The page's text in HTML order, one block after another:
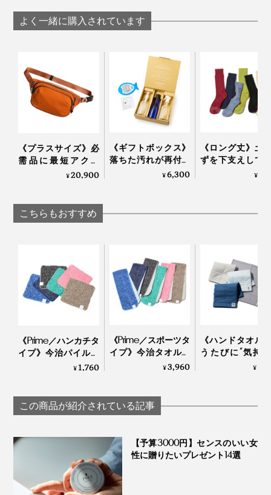
BIO FOR THE EARTH
EARTH
よく一緒に購入されています
《プラスサイズ》必
需品に最短アクセ
ス、誰でも整理上手
¥20,900
《ギフトボックス》
落ちた汚れが再付着
しない、綿もカシミ
¥6,300
《ロング丈》土
ずを下支えして
底筋をサポート
¥
こちらもおすすめ
《Prime／ハンカチタ
イプ》今治パイルと
冷感生地のハイブリ
¥1,760
《Prime／スポーツタ
イプ》今治タオルと
冷感生地のハイブリ
¥3,960
《ハンドタオル
うたびに“気持
さ”が進化！触れ
¥
この商品が紹介されている記事
【予算3000円】センスのいい女
性に贈りたいプレゼント14選